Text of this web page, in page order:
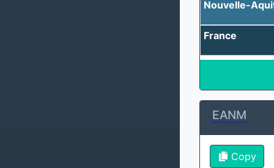
Nouvelle-
France
EANM
Copy